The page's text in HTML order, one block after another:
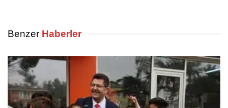
Benzer Haberler